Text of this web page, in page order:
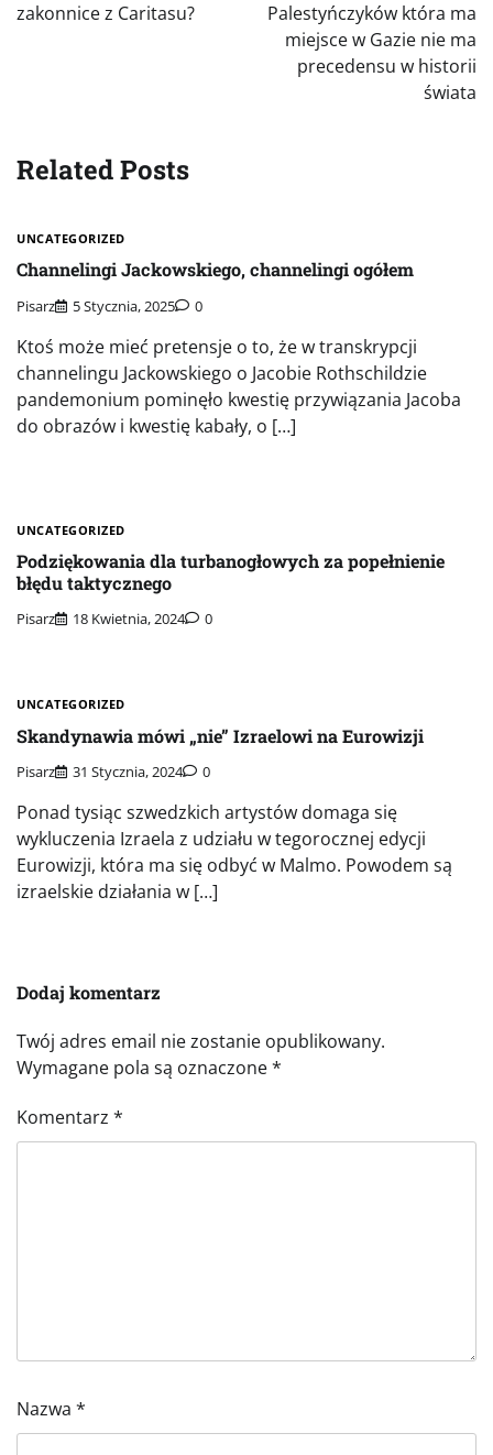
zakonnice z Caritasu?
Palestyńczyków która ma
miejsce w Gazie nie ma
precedensu w historii
świata
Related Posts
UNCATEGORIZED
Channelingi Jackowskiego, channelingi ogółem
Pisarz 5 Stycznia, 2025 0
Ktoś może mieć pretensje o to, że w transkrypcji
channelingu Jackowskiego o Jacobie Rothschildzie
pandemonium pominęło kwestię przywiązania Jacoba
do obrazów i kwestię kabały, o […]
UNCATEGORIZED
Podziękowania dla turbanogłowych za popełnienie
błędu taktycznego
Pisarz 18 Kwietnia, 2024 0
UNCATEGORIZED
Skandynawia mówi „nie” Izraelowi na Eurowizji
Pisarz 31 Stycznia, 2024 0
Ponad tysiąc szwedzkich artystów domaga się
wykluczenia Izraela z udziału w tegorocznej edycji
Eurowizji, która ma się odbyć w Malmo. Powodem są
izraelskie działania w […]
Dodaj komentarz
Twój adres email nie zostanie opublikowany.
Wymagane pola są oznaczone*
Komentarz *
Nazwa *